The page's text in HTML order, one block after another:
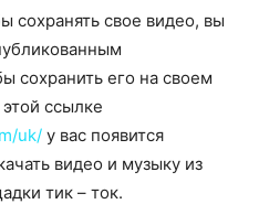
сохранять свое видео, вы
сохранить его на своем
ссылке
uk/ у вас появится
видео и музыку из
тик – ток.